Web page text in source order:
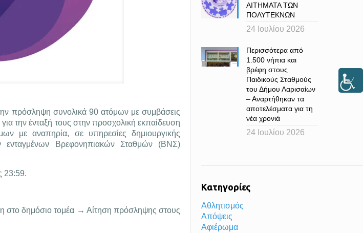
πρόσληψη συνολικά 90 ατόμων με συμβάσεις
την ένταξή τους στην προσχολική εκπαίδευση
με αναπηρία, σε υπηρεσίες δημιουργικής
ενταγμένων Βρεφονηπιακών Σταθμών (ΒΝΣ)
23:59.
στο δημόσιο τομέα → Αίτηση πρόσληψης στους
ΑΙΤΗΜΑΤΑ ΤΩΝ
ΠΟΛΥΤΕΚΝΩΝ
24 Ιουλίου 2026
Περισσότερα από
1.500 νήπια και
βρέφη στους
Παιδικούς Σταθμούς
του Δήμου Λαρισαίων
– Αναρτήθηκαν τα
αποτελέσματα για τη
νέα χρονιά
24 Ιουλίου 2026
Κατηγορίες
Αθλητισμός
Απόψεις
Αφιέρωμα